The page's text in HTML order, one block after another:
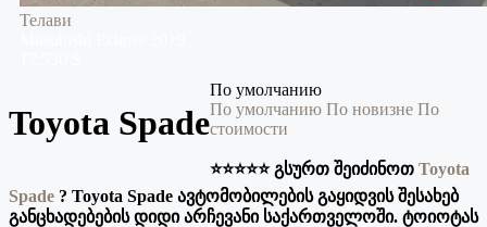
Телави
Toyota Spade
По умолчанию
По умолчанию По новизне По
стоимости
⭐️⭐️⭐️⭐️⭐️ გსურთ შეიძინოთ Toyota
Spade ? Toyota Spade ავტომობილების გაყიდვის შესახებ
განცხადებების დიდი არჩევანი საქართველოში. ტოიოტას